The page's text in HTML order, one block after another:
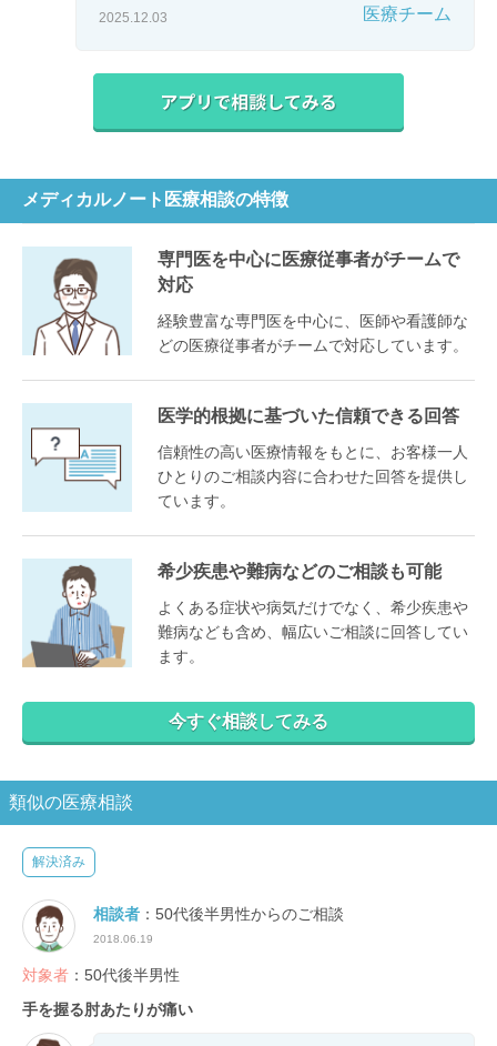
2025.12.03 医療チーム
メディカルノート医療相談の特徴
専門医を中心に医療従事者がチームで
対応
経験豊富な専門医を中心に、医師や看護師な
どの医療従事者がチームで対応しています。
医学的根拠に基づいた信頼できる回答
信頼性の高い医療情報をもとに、お客様一人
ひとりのご相談内容に合わせた回答を提供し
ています。
希少疾患や難病などのご相談も可能
よくある症状や病気だけでなく、希少疾患や
難病なども含め、幅広いご相談に回答してい
ます。
今すぐ相談してみる
類似の医療相談
解決済み
相談者 ：50代後半男性からのご相談
2018.06.19
対象者 ：50代後半男性
手を握る肘あたりが痛い